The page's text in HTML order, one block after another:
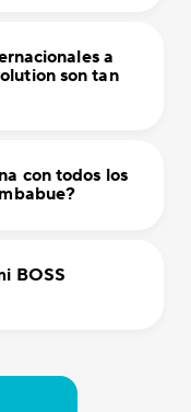
a
son tan
con todos los
BOSS